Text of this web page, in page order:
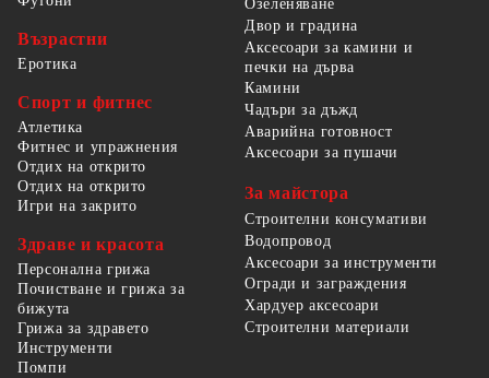
Възрастни
Еротика
Спорт и фитнес
Атлетика
Фитнес и упражнения
Отдих на открито
Отдих на открито
Игри на закрито
Здраве и красота
Персонална грижа
Почистване и грижа за
бижута
Грижа за здравето
Озеленяване
Двор и градина
Аксесоари за камини и
печки на дърва
Камини
Чадъри за дъжд
Аварийна готовност
Аксесоари за пушачи
За майстора
Строителни консумативи
Водопровод
Аксесоари за инструменти
Огради и заграждения
Хардуер аксесоари
Строителни материали
Инструменти
Помпи